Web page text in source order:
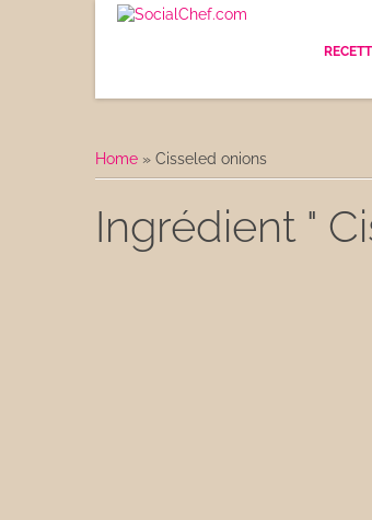
Le
Home » Cisseled onions
Ingrédient "